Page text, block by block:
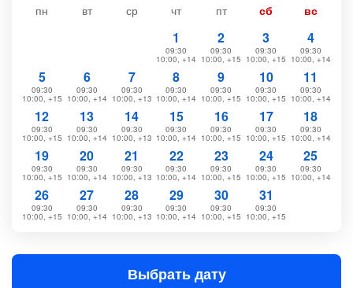
пн вт ср чт пт сб вс
1
09:30
10:00, +14
2
09:30
10:00, +15
3
09:30
10:00, +15
4
09:30
10:00, +14
5
09:30
10:00, +15
6
09:30
10:00, +14
7
09:30
10:00, +13
8
09:30
10:00, +14
9
09:30
10:00, +15
10
09:30
10:00, +15
11
09:30
10:00, +14
12
09:30
10:00, +15
13
09:30
10:00, +14
14
09:30
10:00, +13
15
09:30
10:00, +14
16
09:30
10:00, +15
17
09:30
10:00, +15
18
09:30
10:00, +14
19
09:30
10:00, +15
20
09:30
10:00, +14
21
09:30
10:00, +13
22
09:30
10:00, +14
23
09:30
10:00, +15
24
09:30
10:00, +15
25
09:30
10:00, +14
26
09:30
10:00, +15
27
09:30
10:00, +14
28
09:30
10:00, +13
29
09:30
10:00, +14
30
09:30
10:00, +15
31
09:30
10:00, +15
Выбрать дату